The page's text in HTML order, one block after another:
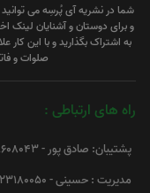
شما در نشریه آی پُرسِه می
و برای دوستان و آشنایان
به اشتراک بگذارید و با این کار
صلوات و
راه های ارتباطی :
پشتیبان: صادق پور - 09378608043
مدیریت : حسینی - 09123180050